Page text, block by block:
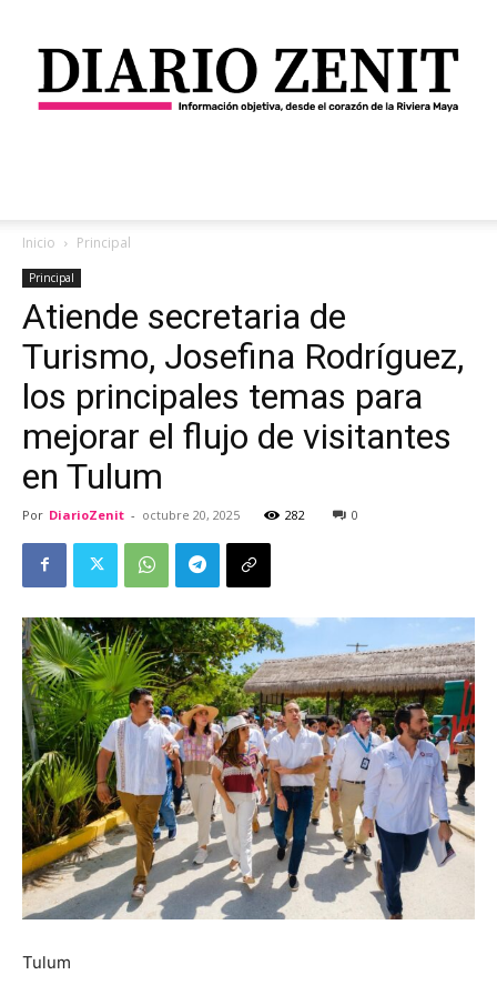
Zenit
Inicio Principal
Principal
Atiende secretaria de
Turismo, Josefina Rodríguez,
los principales temas para
mejorar el flujo de visitantes
en Tulum
Por DiarioZenit - octubre 20, 2025 282 0
Tulum